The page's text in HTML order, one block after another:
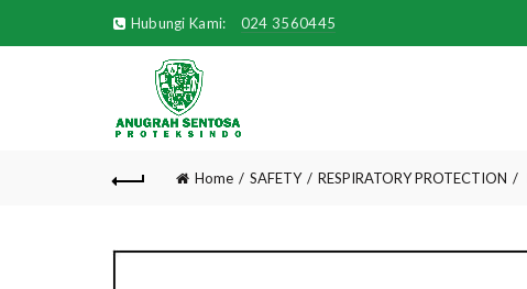
Hubungi Kami: 024 3560445
Home SAFETY RESPIRATORY PROTECTION